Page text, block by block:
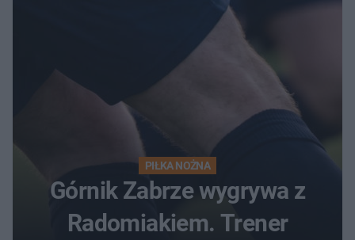
PIŁKA NOŻNA
Górnik Zabrze wygrywa z
Radomiakiem. Trener